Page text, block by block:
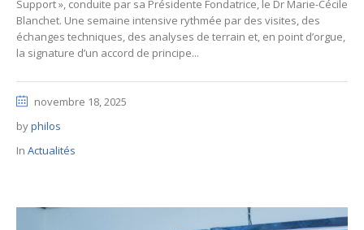
Support », conduite par sa Présidente Fondatrice, le Dr Marie-Cécile
Blanchet. Une semaine intensive rythmée par des visites, des
échanges techniques, des analyses de terrain et, en point d’orgue,
la signature d’un accord de principe...
novembre 18, 2025
byphilos
In Actualités